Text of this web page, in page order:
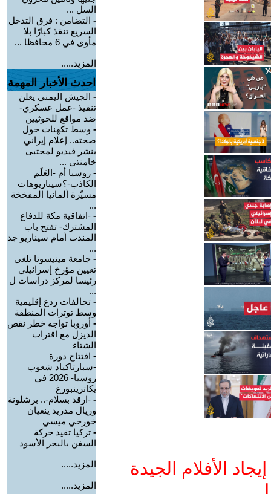
الأفلام الجيدة
السل ...
- التضامن : فرق التدخل
السريع تنقذ كبارًا بلا
مأوى في 6 محافظا ...
المزيد.....
احدث الأخبار المهمة
- الجيش اليمني يعلن
تنفيذ -عمل عسكري-
ضد مواقع للحوثيين
- وسط تكهنات حول
صحته.. إعلام إيراني
ينشر فيديو لمجتبى
خامنئي ...
- روسيا أم -العَلَم
الكاذب-؟سيناريوهات
مسيّرة ألمانيا المفخخة
...
- -اتفاقية مكة للدفاع
المشترك- تفتح باب
المندب أمام سيناريو جد
...
- جامعة مينيسوتا تلغي
تعيين مؤرخ إسرائيلي
رئيسا لمركز دراسات ل
...
- تحالفات ردع إقليمية
وسط توترات المنطقة
- أوروبا تواجه خطر نقص
الديزل مع اقتراب
الشتاء
- افتتاح دورة
-سبارتاكياد شعوب
روسيا- 2026 في
يكاترينبورغ
- -ارقد بسلام-.. برشلونة
وريال مدريد ينعيان
خورخي ميسي
- تركيا تقيد حركة
السفن بالبحر الأسود
المزيد.....
المزيد.....